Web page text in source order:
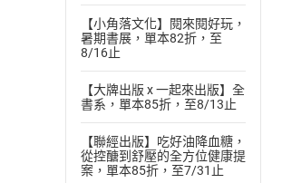
【小角落文化】閱來閱好玩，
暑期書展，單本82折，至
8/16止
【大牌出版 x 一起來出版】全
書系，單本85折，至8/13止
【聯經出版】吃好油降血糖，
從控醣到舒壓的全方位健康提
案，單本85折，至7/31止